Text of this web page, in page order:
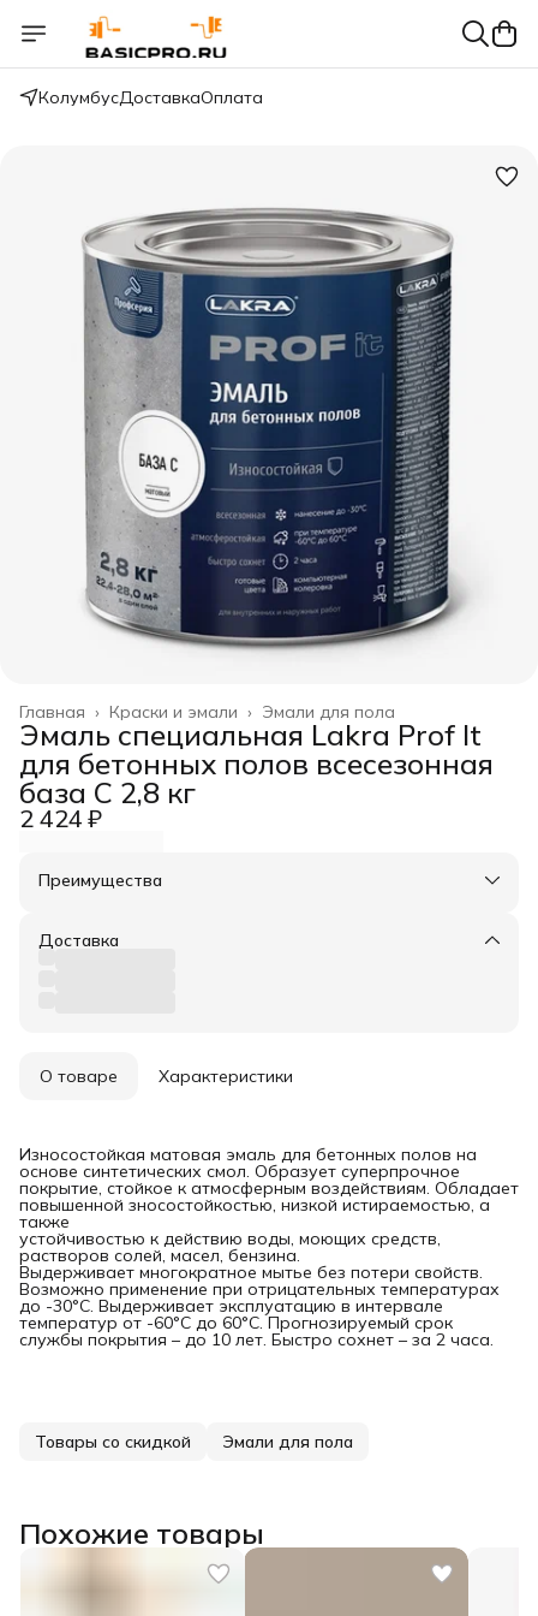
КолумбусДоставкаОплата
Эмали для пола
Краски и эмали ›
Главная ›
Эмаль специальная Lakra Prof It
для бетонных полов всесезонная
база С 2,8 кг
2 424 ₽
Преимущества
Оплата частями в Сплит
Удобный возврат
Доставка
О товаре Характеристики
Износостойкая матовая эмаль для бетонных полов на
основе синтетических смол. Образует суперпрочное
покрытие, стойкое к атмосферным воздействиям. Обладает
повышенной зносостойкостью, низкой истираемостью, а
также
устойчивостью к действию воды, моющих средств,
растворов солей, масел, бензина.
Выдерживает многократное мытье без потери свойств.
Возможно применение при отрицательных температурах
до -30°С. Выдерживает эксплуатацию в интервале
температур от -60°С до 60°С. Прогнозируемый срок
службы покрытия – до 10 лет. Быстро сохнет – за 2 часа.
Товары со скидкой Эмали для пола
Похожие товары